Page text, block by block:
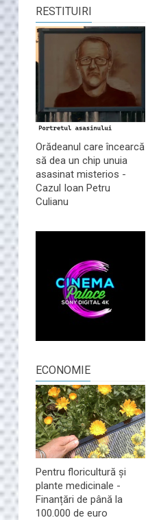
RESTITUIRI
Orădeanul care încearcă
să dea un chip unuia
asasinat misterios -
Cazul Ioan Petru
Culianu
ECONOMIE
Pentru floricultură și
plante medicinale -
Finanțări de până la
100.000 de euro